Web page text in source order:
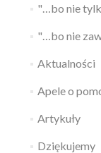
"…bo nie
"…bo nie
Aktualności
Apele o
Artykuły
Dziękujemy